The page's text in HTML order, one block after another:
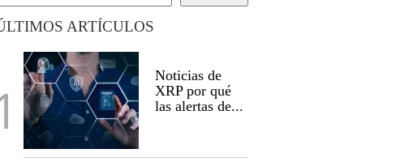
ARTÍCULOS
Noticias de
XRP por qué
las alertas de...